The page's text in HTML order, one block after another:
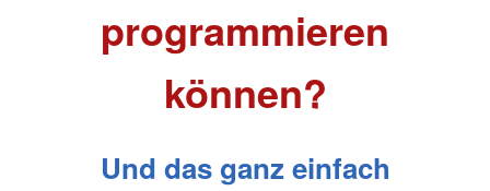
programmieren
können?
Und das ganz einfach